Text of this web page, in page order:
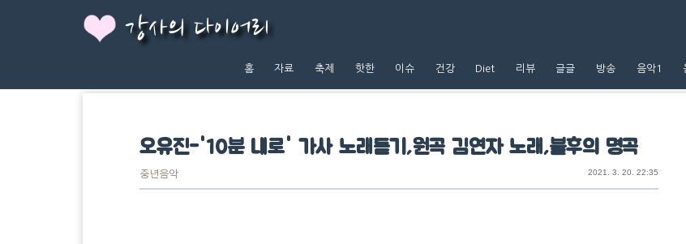
강사의 다이어리
홈 자료 축제 핫한 이슈 건강 Diet 리뷰 글글 방송 음악1
오유진-'10분 내로' 가사 노래듣기,원곡 김연자 노래,불후의 명곡
중년음악 2021. 3. 20. 22:35